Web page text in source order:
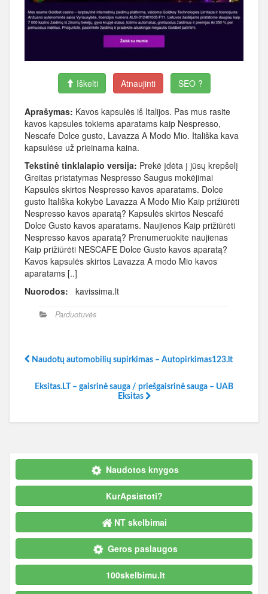
Iškelti Atnaujinti SEO ?
Aprašymas: Kavos kapsulės iš Italijos. Pas mus rasite
kavos kapsules tokiems aparatams kaip Nespresso,
Nescafe Dolce gusto, Lavazza A Modo Mio. Itališka kava
kapsulėse už prieinama kaina.
Tekstinė tinklalapio versija: Prekė įdėta į jūsų krepšelį
Greitas pristatymas Nespresso Saugus mokėjimai
Kapsulės skirtos Nespresso kavos aparatams. Dolce
gusto Itališka kokybė Lavazza A Modo Mio Kaip prižiūrėti
Nespresso kavos aparatą? Kapsulės skirtos Nescafé
Dolce Gusto kavos aparatams. Naujienos Kaip prižiūrėti
Nespresso kavos aparatą? Prenumeruokite naujienas
Kaip prižiūrėti NESCAFE Dolce Gusto kavos aparatą?
Kavos kapsulės skirtos Lavazza A modo Mio kavos
aparatams [..]
Nuorodos: kavissima.lt
Parduotuvės
Naudotų automobilių supirkimas – Autopirkimas123.lt
Eksitas.LT – gaisrinė sauga / priešgaisrinė sauga – UAB
Eksitas
Naudotos knygos
KurApsistoti?
NT skelbimai
Geros paslaugos
100skelbimu.lt